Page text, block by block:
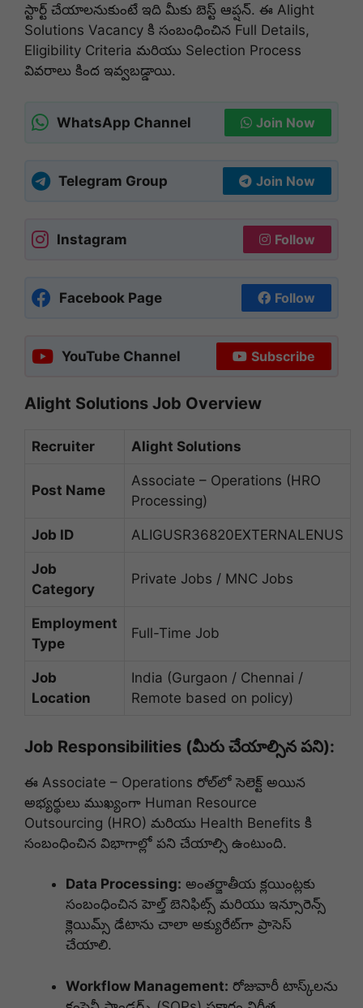
స్టార్ట్ చేయాలనుకుంటే ఇది మీకు బెస్ట్ ఆప్షన్. ఈ Alight
Solutions Vacancy కి సంబంధించిన Full Details,
Eligibility Criteria మరియు Selection Process
వివరాలు కింద ఇవ్వబడ్డాయి.
WhatsApp Channel Join Now
Telegram Group Join Now
Instagram Follow
Facebook Page Follow
YouTube Channel Subscribe
Alight Solutions Job Overview
Recruiter Alight Solutions
Post Name
Associate – Operations (HRO
Processing)
Job ID ALIGUSR36820EXTERNALENUS
Job
Category
Private Jobs / MNC Jobs
Employment
Type
Full-Time Job
Job
Location
India (Gurgaon / Chennai /
Remote based on policy)
Job Responsibilities (మీరు చేయాల్సిన పని):
ఈ Associate – Operations రోల్‌లో సెలెక్ట్ అయిన
అభ్యర్థులు ముఖ్యంగా Human Resource
Outsourcing (HRO) మరియు Health Benefits కి
సంబంధించిన విభాగాల్లో పని చేయాల్సి ఉంటుంది.
Data Processing: అంతర్జాతీయ క్లయింట్లకు
సంబంధించిన హెల్త్ బెనిఫిట్స్ మరియు ఇన్సూరెన్స్
క్లెయిమ్స్ డేటాను చాలా అక్యురేట్‌గా ప్రాసెస్
చేయాలి.
Workflow Management: రోజువారీ టాస్క్‌లను